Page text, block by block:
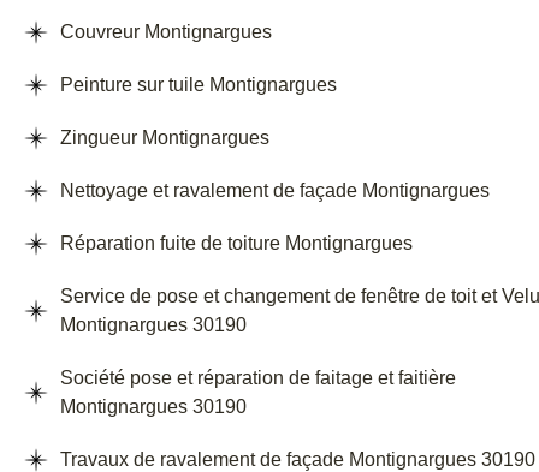
Couvreur Montignargues
Peinture sur tuile Montignargues
Zingueur Montignargues
Nettoyage et ravalement de façade Montignargues
Réparation fuite de toiture Montignargues
Service de pose et changement de fenêtre de toit et
Montignargues 30190
Société pose et réparation de faitage et faitière
Montignargues 30190
Travaux de ravalement de façade Montignargues 30190